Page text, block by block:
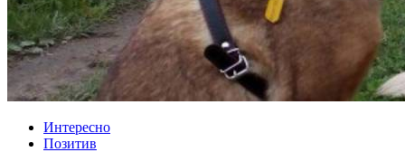
Интересно
Позитив